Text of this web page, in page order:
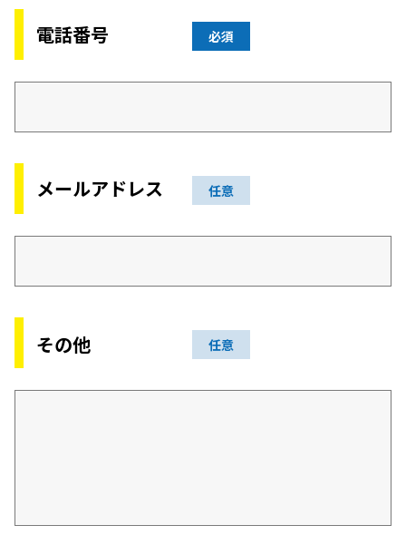
電話番号 必須
メールアドレス 任意
その他 任意